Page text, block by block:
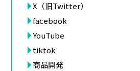
X（旧Twitter）
facebook
YouTube
tiktok
商品開発